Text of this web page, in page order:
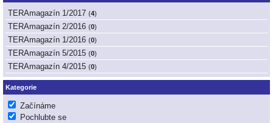
TERAmagazín 1/2017 (4)
TERAmagazín 2/2016 (0)
TERAmagazín 1/2016 (0)
TERAmagazín 5/2015 (0)
TERAmagazín 4/2015 (0)
Kategorie
Začínáme
Pochlubte se